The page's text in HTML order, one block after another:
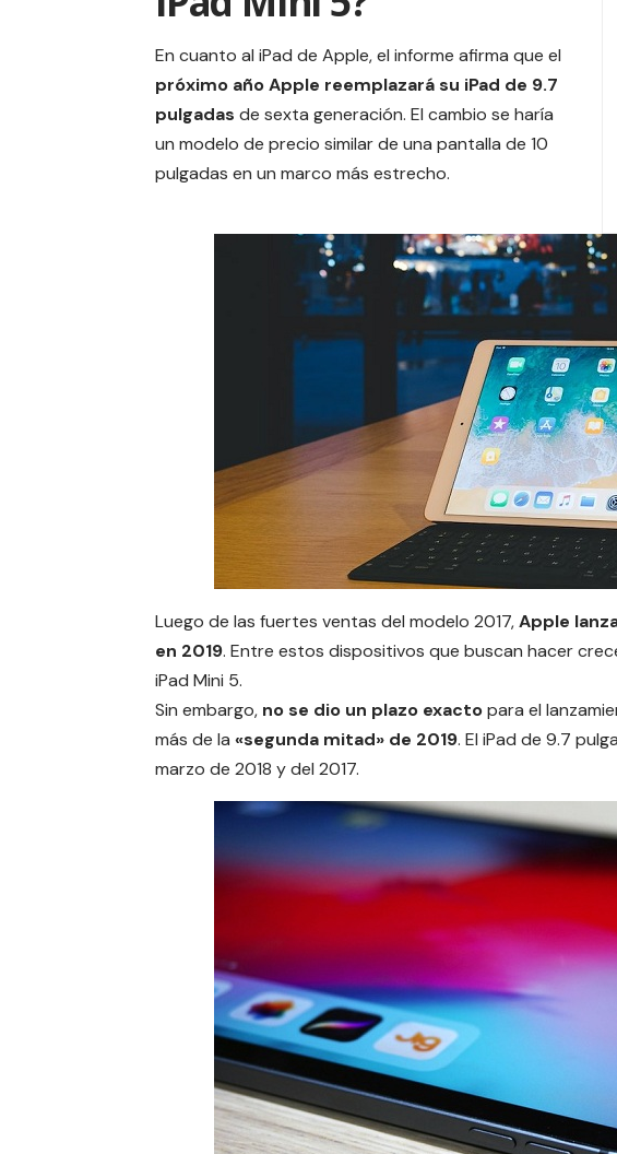
En cuanto al iPad de Apple, el informe afirma que el
próximo añoApple reemplazará su iPad de 9.7
pulgadas de sexta generación. El cambio se haría
un modelo de precio similar de una pantalla de 10
pulgadas en un marco más estrecho.
Luego de las fuertes ventas del modelo 2017,Apple
en 2019. Entre estos dispositivos que buscan hacer
iPad Mini 5.
Sin embargo, no se dio un plazo exactopara el
más de la «segunda mitad» de 2019. El iPad de 9.7
marzo de 2018 y del 2017.